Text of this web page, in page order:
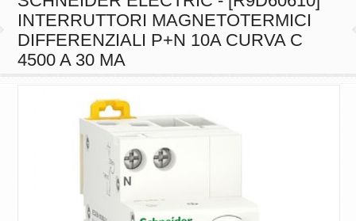
4500 A 30 MA